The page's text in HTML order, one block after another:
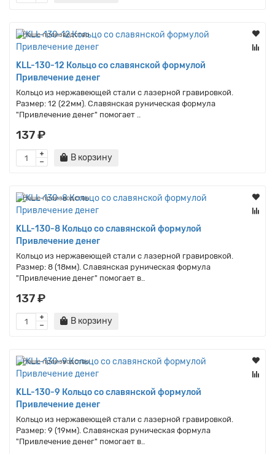
Наше производство
KLL-130-12 Кольцо со славянской формулой
Привлечение денег
Кольцо из нержавеющей стали с лазерной гравировкой.
Размер: 12 (22мм). Славянская руническая формула
"Привлечение денег" помогает ..
137 ₽
В корзину
Наше производство
KLL-130-8 Кольцо со славянской формулой
Привлечение денег
Кольцо из нержавеющей стали с лазерной гравировкой.
Размер: 8 (18мм). Славянская руническая формула
"Привлечение денег" помогает в..
137 ₽
В корзину
Наше производство
KLL-130-9 Кольцо со славянской формулой
Привлечение денег
Кольцо из нержавеющей стали с лазерной гравировкой.
Размер: 9 (19мм). Славянская руническая формула
"Привлечение денег" помогает в..